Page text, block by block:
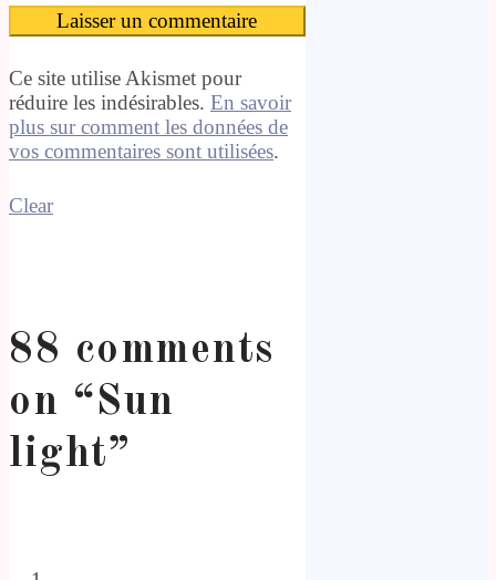
Ce site utilise Akismet pour
réduire les indésirables. En savoir
plus sur comment les données de
vos commentaires sont utilisées.
Clear
88 comments
on “Sun
light”